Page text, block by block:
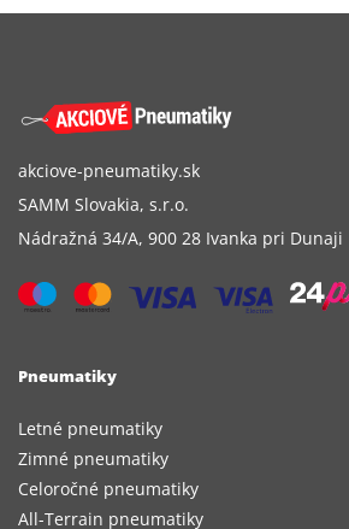
akciove-pneumatiky.sk
SAMM Slovakia, s.r.o.
Nádražná 34/A, 900 28 Ivanka pri Dunaji
Pneumatiky
Letné pneumatiky
Zimné pneumatiky
Celoročné pneumatiky
All-Terrain pneumatiky